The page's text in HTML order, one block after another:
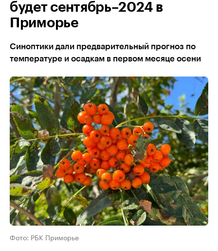
будет сентябрь–2024 в
Приморье
Синоптики дали предварительный прогноз по
температуре и осадкам в первом месяце осени
Фото: РБК Приморье